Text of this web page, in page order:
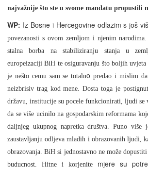
najvažnije što ste u svome mandatu propustili
WP: Iz Bosne i Hercegovine odlazim s još
povezanosti s ovom zemljom i njenim
stalna borba na stabiliziranju stanja u
europeizaciji BiH te osiguravanju što boljih
je nešto cemu sam se totalno predao i mislim
neizbrisiv trag kod mene. Dosta toga je
državu, institucije su pocele funkcionirati, ljudi
da se više ucinilo na gospodarskim reformama
daljnjeg ukupnog napretka društva. Puno
zaustavljanju odljeva mladih i obrazovanih ljudi,
obrazovanja. BiH si jednostavno ne može
buducnost. Hitne i korjenite
mjere su